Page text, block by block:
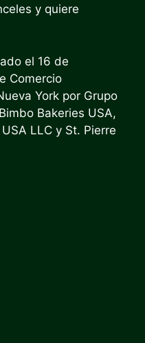
y quiere
el 16 de
Comercio
York por Grupo
Bakeries USA,
LLC y St. Pierre